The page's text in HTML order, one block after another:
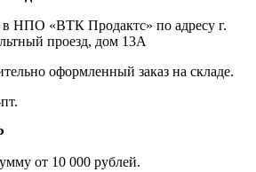
НПО «ВТК Продактс» по адресу г.
проезд, дом 13А
оформленный заказ на складе.
от 10 000 рублей.